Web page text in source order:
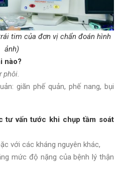
tim của đơn vị chẩn đoán hình
ảnh)
nào?
phôi.
giãn phế quản, phế nang, bụi
tư vấn tước khi chụp tầm soát
với các kháng nguyên khác,
mức độ nặng của bệnh lý thận